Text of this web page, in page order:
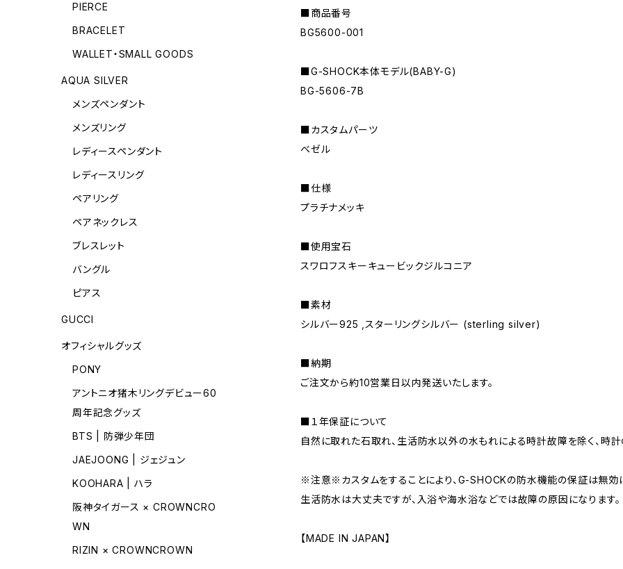
■商品番号
BG5600-001
■G-SHOCK本体モデル(BABY-G)
BG-5606-7B
■カスタムパーツ
ベゼル
■仕様
プラチナメッキ
■使用宝石
スワロフスキーキュービックジルコニア
■素材
シルバー925 ,スターリングシルバー (sterling silver)
■納期
ご注文から約10営業日以内発送いたします。
■１年保証について
自然に取れた石取れ、生活防水以外の水もれによる時計故障を除く、時計
※注意※カスタムをすることにより、G-SHOCKの防水機能の保証は無効
生活防水は大丈夫ですが、入浴や海水浴などでは故障の原因になります。
【MADE IN JAPAN】
PIERCE
BRACELET
WALLET・SMALL GOODS
AQUA SILVER
メンズペンダント
メンズリング
レディースペンダント
レディースリング
ペアリング
ペアネックレス
ブレスレット
バングル
ピアス
GUCCI
オフィシャルグッズ
PONY
アントニオ猪木リングデビュー60
周年記念グッズ
BTS | 防弾少年団
JAEJOONG | ジェジュン
KOOHARA | ハラ
阪神タイガース × CROWNCRO
WN
RIZIN × CROWNCROWN